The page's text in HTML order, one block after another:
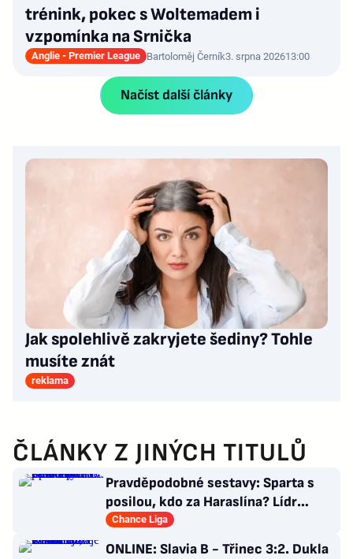
trénink, pokec s Woltemadem i
vzpomínka na Srnička
Anglie - Premier League Bartoloměj Černík3. srpna 202613:00
Načíst další články
Jak spolehlivě zakryjete šediny? Tohle
musíte znát
reklama
ČLÁNKY Z JINÝCH TITULŮ
Pravděpodobné sestavy: Sparta s
posilou, kdo za Haraslína? Lídr
Slavie už v základu
Chance Liga
ONLINE: Slavia B - Třinec 3:2. Dukla